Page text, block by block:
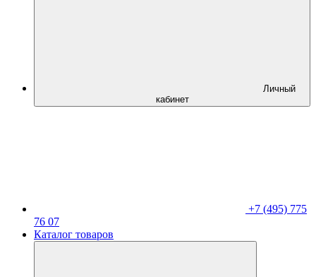
Личный
кабинет
+7 (495) 775
76 07
Каталог товаров